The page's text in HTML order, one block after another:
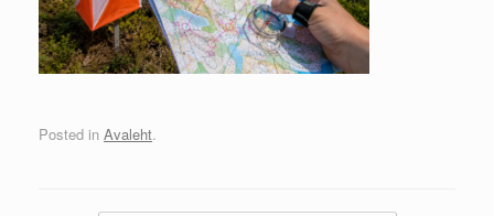
Posted in Avaleht.